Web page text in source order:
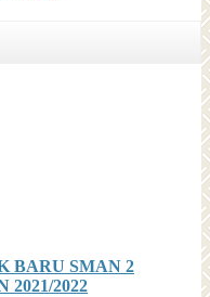
BARU SMAN 2
2022